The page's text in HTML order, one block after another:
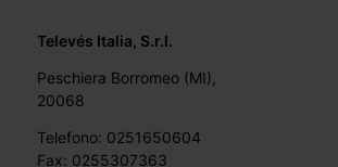
Televés Italia, S.r.l.
Peschiera Borromeo (MI),
20068
Telefono: 0251650604
Fax: 0255307363